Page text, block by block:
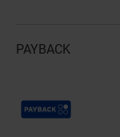
PAYBACK
Payback Punkte